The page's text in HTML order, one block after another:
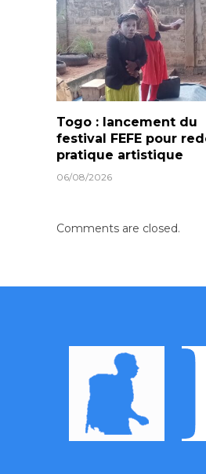
Togo : lancement du
festival FEFE pour
pratique artistique
06/08/2026
Comments are closed.